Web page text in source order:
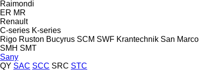
Raimondi
ER MR
Renault
C-series K-series
Rigo Ruston Bucyrus SCM SWF Krantechnik San Marco
SMH SMT
Sany
QY SAC SCC SRC STC